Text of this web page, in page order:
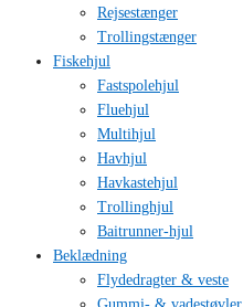
Rejsestænger
Trollingstænger
Fiskehjul
Fastspolehjul
Fluehjul
Multihjul
Havhjul
Havkastehjul
Trollinghjul
Baitrunner-hjul
Beklædning
Flydedragter & veste